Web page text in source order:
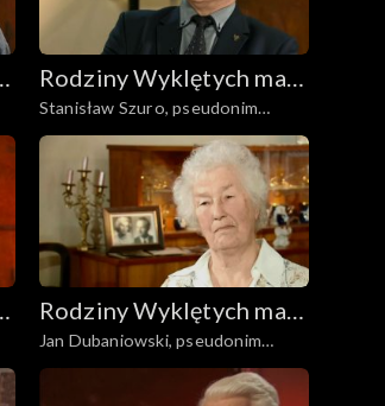
Rodziny Wyklętych mają
głos
Stanisław Szuro, pseudonim
Zamorski
Rodziny Wyklętych mają
głos
Jan Dubaniowski, pseudonim
Salwa